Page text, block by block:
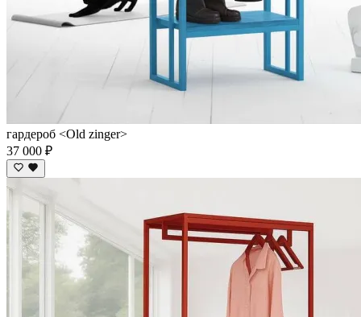
гардероб <Old zinger>
37 000 ₽